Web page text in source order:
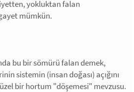
yokluktan falan
mümkün.
bu bir sömürü falan demek,
sistemin (insan doğası) açığını
bir hortum "döşemesi" mevzusu.